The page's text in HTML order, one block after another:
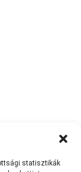
statisztikák